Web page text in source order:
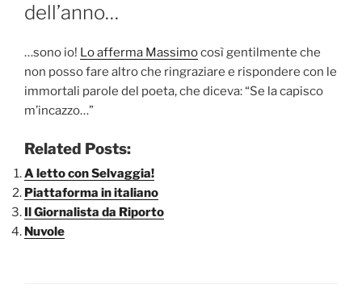
dell’anno…
…sono io! Lo afferma Massimocosì gentilmente che
non posso fare altro che ringraziare e rispondere con le
immortali parole del poeta, che diceva: “Se la capisco
m’incazzo…”
Related Posts:
A letto con Selvaggia!
Piattaforma in italiano
Il Giornalista da Riporto
Nuvole